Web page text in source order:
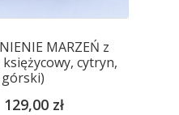
MARZEŃ z
cytryn,
górski)
Pierwotna
129,00 złAktualna